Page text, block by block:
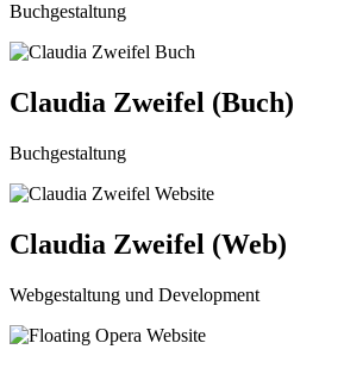
Buchgestaltung
Claudia Zweifel (Buch)
Buchgestaltung
Claudia Zweifel (Web)
Webgestaltung und Development